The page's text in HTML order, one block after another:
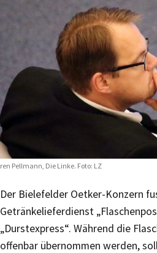
Pellmann, Die Linke. Foto: LZ
Der Bielefelder Oetker-Konzern
Getränkelieferdienst
„Durstexpress“. Während die
offenbar übernommen werden,